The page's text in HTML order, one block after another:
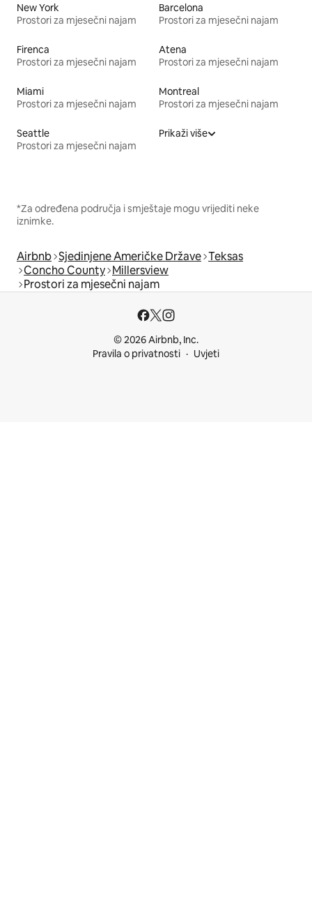
New York
Prostori za mjesečni najam
Barcelona
Prostori za mjesečni najam
Firenca
Prostori za mjesečni najam
Atena
Prostori za mjesečni najam
Miami
Prostori za mjesečni najam
Montreal
Prostori za mjesečni najam
Seattle
Prostori za mjesečni najam
Prikaži više
*Za određena područja i smještaje mogu vrijediti neke
iznimke.
Airbnb Sjedinjene Američke Države Teksas
Concho County Millersview
Prostori za mjesečni najam
© 2026 Airbnb, Inc.
Pravila o privatnosti
Uvjeti